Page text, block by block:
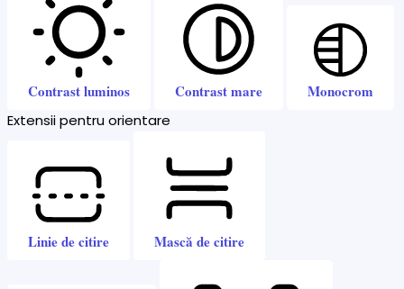
Contrast luminos Contrast mare Monocrom
Extensii pentru orientare
Linie de citire Mască de citire